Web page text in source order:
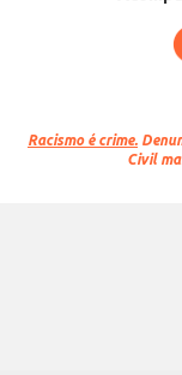
Racismo é crime.
Civil